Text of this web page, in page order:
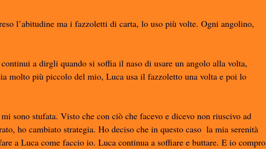
l’abitudine ma i fazzoletti di carta, lo uso più volte. Ogni angolino,
a dirgli quando si soffia il naso di usare un angolo alla volta,
molto più piccolo del mio, Luca usa il fazzoletto una volta e poi lo
sono stufata. Visto che con ciò che facevo e dicevo non riuscivo ad
ho cambiato strategia. Ho deciso che in questo caso  la mia serenità
a Luca come faccio io. Luca continua a soffiare e buttare. E io compro